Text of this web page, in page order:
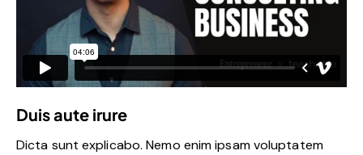
Duis aute irure
Dicta sunt explicabo. Nemo enim ipsam voluptatem